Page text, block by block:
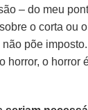
– do meu
o corta ou
não põe
horror, o horror